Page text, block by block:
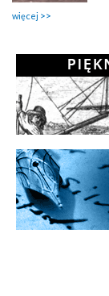
więcej